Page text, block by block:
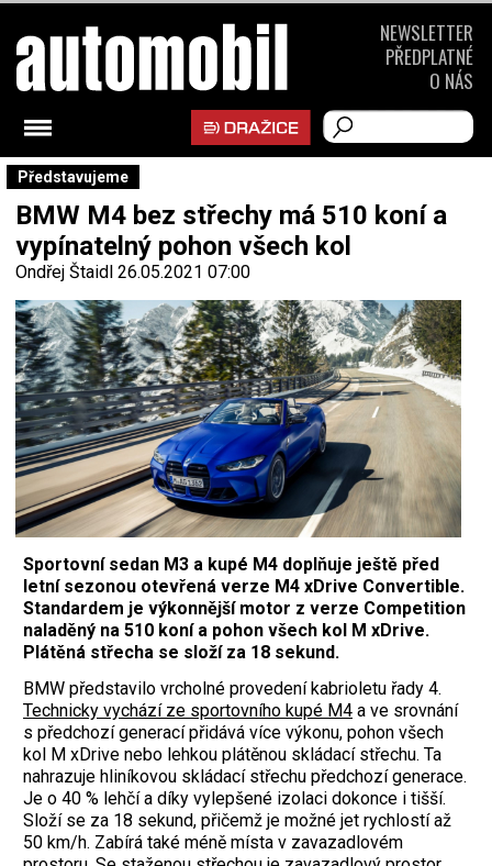
Představujeme
BMW M4 bez střechy má 510 koní a
vypínatelný pohon všech kol
Ondřej Štaidl 26.05.2021 07:00
Sportovní sedan M3 a kupé M4 doplňuje ještě před
letní sezonou otevřená verze M4 xDrive Convertible.
Standardem je výkonnější motor z verze Competition
naladěný na 510 koní a pohon všech kol M xDrive.
Plátěná střecha se složí za 18 sekund.
BMW představilo vrcholné provedení kabrioletu řady 4.
Technicky vychází ze sportovního kupé M4 a ve srovnání
s předchozí generací přidává více výkonu, pohon všech
kol M xDrive nebo lehkou plátěnou skládací střechu. Ta
nahrazuje hliníkovou skládací střechu předchozí generace.
Je o 40 % lehčí a díky vylepšené izolaci dokonce i tišší.
Složí se za 18 sekund, přičemž je možné jet rychlostí až
50 km/h. Zabírá také méně místa v zavazadlovém
NEWSLETTER
PŘEDPLATNÉ
O NÁS